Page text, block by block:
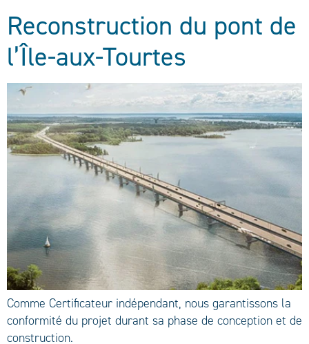
Reconstruction du pont de
l’Île-aux-Tourtes
Comme Certificateur indépendant, nous garantissons la
conformité du projet durant sa phase de conception et de
construction.